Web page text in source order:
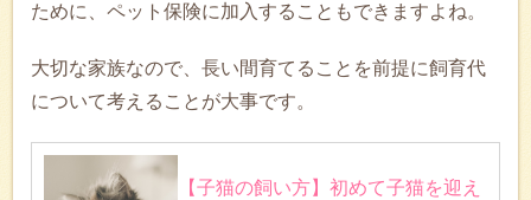
ために、ペット保険に加入することもできますよね。
大切な家族なので、長い間育てることを前提に飼育代
について考えることが大事です。
【子猫の飼い方】初めて子猫を迎え